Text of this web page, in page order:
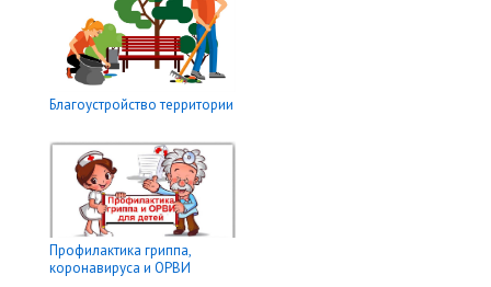
Благоустройство территории
Профилактика гриппа,
коронавируса и ОРВИ